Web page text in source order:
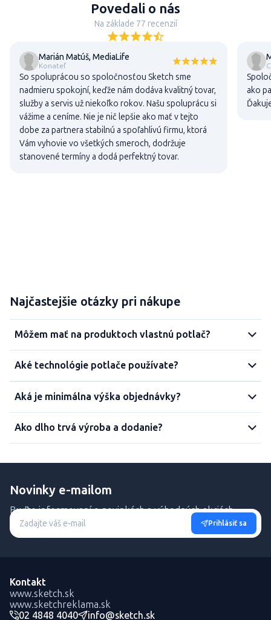
Povedali o nás
Na základe 77 recenzií
Marián Matúš, MediaLife
Konateľ
So spoluprácou so spoločnosťou Sketch sme
nadmieru spokojní, keďže nám dodáva kvalitný tovar,
služby a servis už niekoľko rokov. Našu spoluprácu si
vážime a ceníme. Nie je nič lepšie ako mať v tejto
dobe za partnera stabilnú a spoľahlivú firmu, ktorá
Vám vyhovie vo všetkých smeroch, dodržuje
stanovené termíny a dodá perfektný tovar.
ako
Najčastejšie otázky pri nákupe
Môžem mať na produktoch vlastnú potlač?
Aké technológie potlače používate?
Aká je minimálna výška objednávky?
Ako dlho trvá výroba a dodanie?
Novinky e-mailom
Buďte informovaní o novinkách a výhodných akciách.
Prihlásiť sa
Kontakt
www.sketch.sk
www.sketchreklama.sk
02 4848 4040
info@sketch.sk